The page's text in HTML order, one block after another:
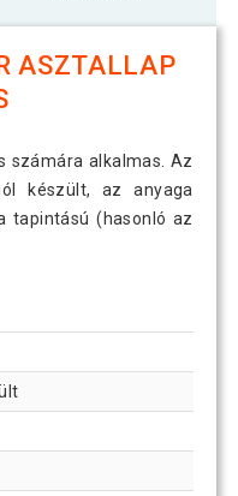
ASZTALLAP
számára alkalmas. Az
készült, az anyaga
tapintású (hasonló az